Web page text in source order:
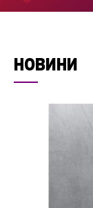
НОВИНИ